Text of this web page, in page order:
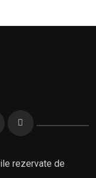
rezervate de